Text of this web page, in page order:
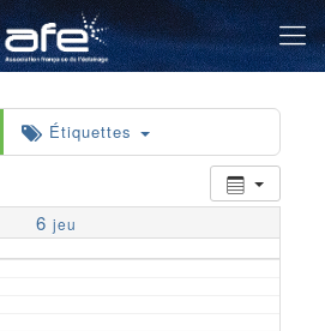
Étiquettes
6 jeu